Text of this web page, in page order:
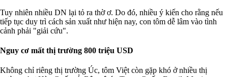
Tuy nhiên nhiều DN lại tỏ ra thờ ơ. Do đó, nhiều ý kiến cho rằng nếu
tiếp tục duy trì cách sản xuất như hiện nay, con tôm dễ lâm vào tình
cảnh phải "giải cứu".
Nguy cơ mất thị trường 800 triệu USD
Không chỉ riêng thị trường Úc, tôm Việt còn gặp khó ở nhiều thị